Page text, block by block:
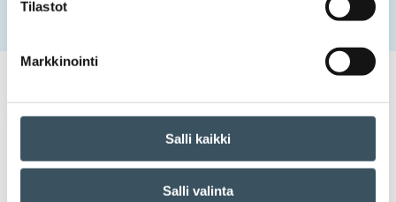
Tilastot
Markkinointi
Salli kaikki
Salli valinta
Kaupan sähkö- ja lämpöenergian käyttö laskivat vuonna
18.11.2022 14:16 Uutiset energiatehokkuus,energiatehokkuussopimus,
energiatehokkuustyö
Kaupan sähkö- ja
lämpöenergian käyttö laskivat